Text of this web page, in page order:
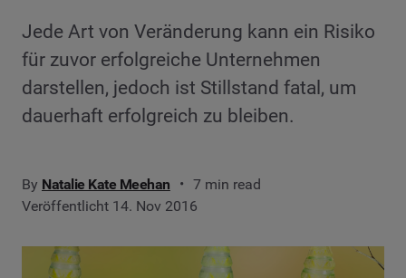
Jede Art von Veränderung kann ein Risiko
für zuvor erfolgreiche Unternehmen
darstellen, jedoch ist Stillstand fatal, um
dauerhaft erfolgreich zu bleiben.
By Natalie Kate Meehan
7 min read
Veröffentlicht 14. Nov 2016